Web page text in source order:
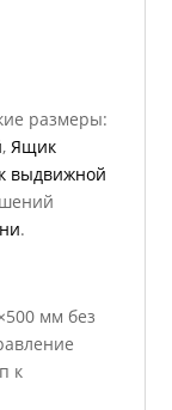
размеры:
, Ящик
выдвижной
.
мм без
к